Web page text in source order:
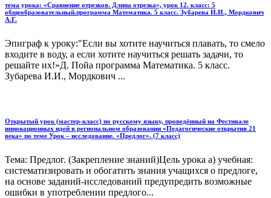
тема урока: «Сравнение отрезков. Длина отрезка», урок 12. класс: 5
общеобразовательный.программа Математика. 5 класс. Зубарева И.И., Мордкович
А.Г.
Эпиграф к уроку:"Если вы хотите научиться плавать, то смело
входите в воду, а если хотите научиться решать задачи, то
решайте их!»Д. Пойа программа Математика. 5 класс.
Зубарева И.И., Мордкович ...
Открытый урок (мастер-класс) по русскому языку, проведённый на Фестивале
инновационных идей в региональном образовании «Педагогические открытия 21
века» по теме Урок – исследование. «Предлог». (7 класс)
Тема: Предлог. (Закрепление знаний)Цель урока а) учебная:
систематизировать и обогатить знания учащихся о предлоге,
на основе заданий-исследований предупредить возможные
ошибки в употреблении предлого...